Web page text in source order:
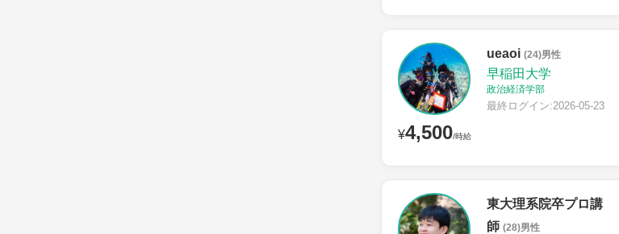
¥4,500/時給
ueaoi (24)男性
早稲田大学
政治経済学部
最終ログイン:2026-05-23
東大理系院卒プロ講
師 (28)男性